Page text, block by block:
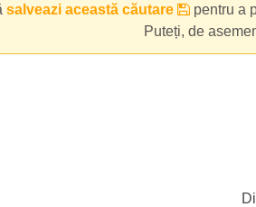
salveazi această căutare
pentru a
Puteți, de